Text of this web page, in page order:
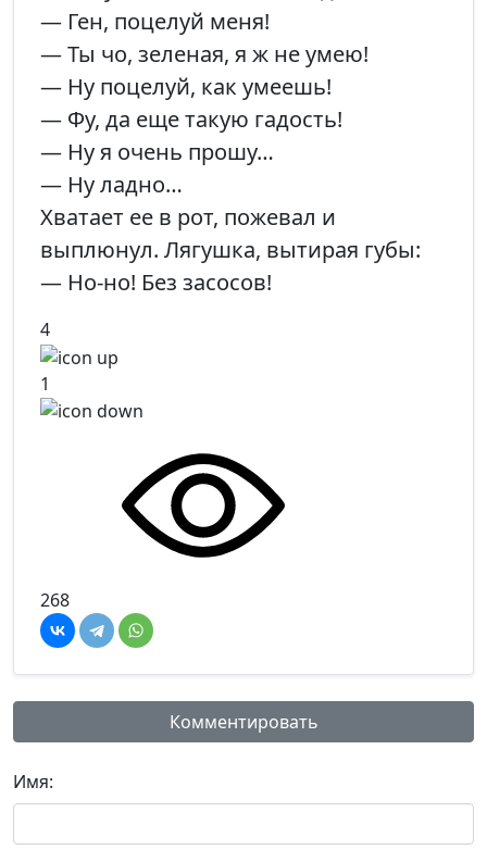
— Ген, поцелуй меня!
— Ты чо, зеленая, я ж не умею!
— Ну поцелуй, как умеешь!
— Фу, да еще такую гадость!
— Ну я очень прошу…
— Ну ладно…
Хватает ее в рот, пожевал и
выплюнул. Лягушка, вытирая губы:
— Но-но! Без засосов!
4
1
268
Комментировать
Имя: